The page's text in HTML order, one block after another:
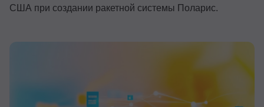
США при создании ракетной системы Поларис.
Акции и промокоды